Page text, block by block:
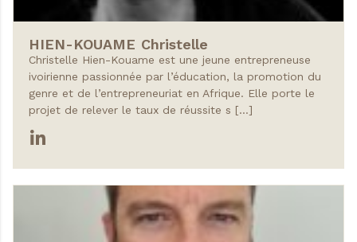
HIEN-KOUAME Christelle
Christelle Hien-Kouame est une jeune entrepreneuse
ivoirienne passionnée par l’éducation, la promotion du
genre et de l’entrepreneuriat en Afrique. Elle porte le
projet de relever le taux de réussite s […]